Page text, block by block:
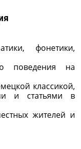
фонетики,
поведения на
классикой,
и статьями в
жителей и